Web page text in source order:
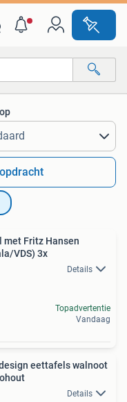
met Fritz Hansen
VDS) 3x
Details
Topadvertentie
Vandaag
eettafels walnoot
Details